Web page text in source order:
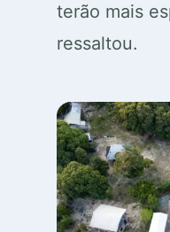
terão mais
ressaltou.